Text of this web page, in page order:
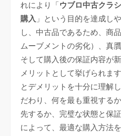
れにより「 ウブロ中古クラ
購入 」という目的を達成し
し、中古品であるため、商
ムーブメントの劣化）、真
そして購入後の保証内容が
メリットとして挙げられま
とデメリットを十分に理解
だわり、何を最も重視する
先するか、完璧な状態と保
によって、最適な購入方法